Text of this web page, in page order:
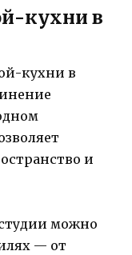
кухни в
кухни в
и
можно
— от